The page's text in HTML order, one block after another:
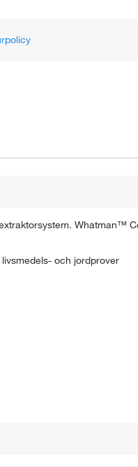
Whatman™
och jordprover